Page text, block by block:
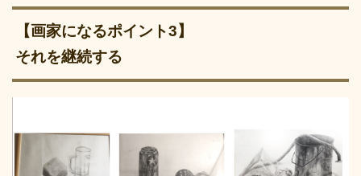
【画家になるポイント3】
それを継続する